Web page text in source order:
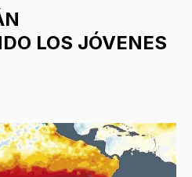
LOS JÓVENES